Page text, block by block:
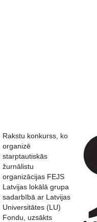
Rakstu konkurss, ko
organizē
starptautiskās
žurnālistu
organizācijas FEJS
Latvijas lokālā grupa
sadarbībā ar Latvijas
Universitātes (LU)
Fondu, uzsākts